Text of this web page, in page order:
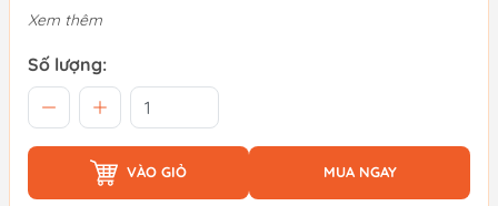
Xem thêm
Số lượng:
VÀO GIỎ MUA NGAY